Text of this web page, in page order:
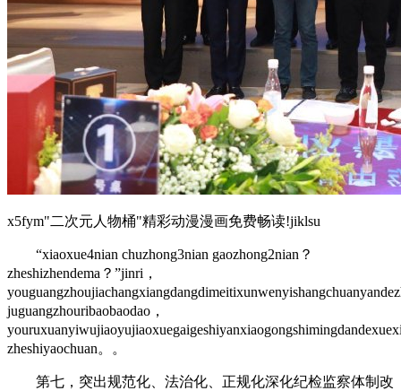
x5fym"二次元人物桶"精彩动漫漫画免费畅读!jiklsu
“xiaoxue4nian chuzhong3nian gaozhong2nian？
zheshizhendema？”jinri，
juguangzhouribaobaodao，
zheshiyaochuan。。
第七，突出规范化、法治化、正规化深化纪检监察体制改